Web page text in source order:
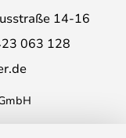
14-16
063 128